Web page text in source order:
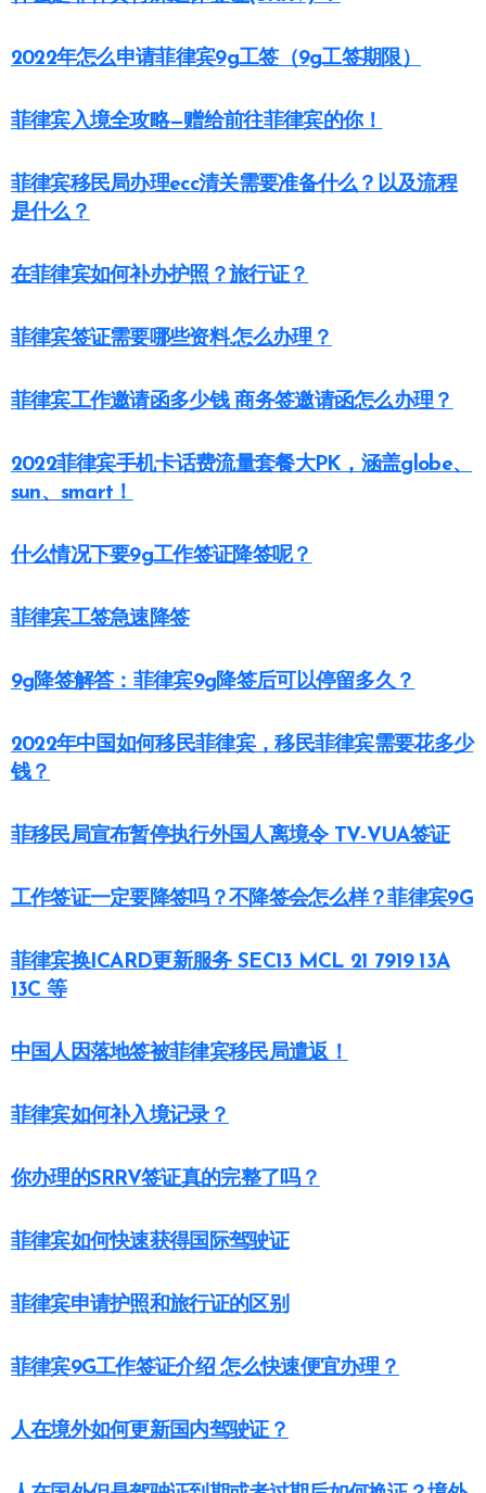
2022年怎么申请菲律宾9g工签（9g工签期限）
菲律宾入境全攻略—赠给前往菲律宾的你！
菲律宾移民局办理ecc清关需要准备什么？以及流程
是什么？
在菲律宾如何补办护照？旅行证？
菲律宾签证需要哪些资料.怎么办理？
菲律宾工作邀请函多少钱 商务签邀请函怎么办理？
2022菲律宾手机卡话费流量套餐大PK，涵盖globe、
sun、smart！
什么情况下要9g工作签证降签呢？
菲律宾工签急速降签
9g降签解答：菲律宾9g降签后可以停留多久？
2022年中国如何移民菲律宾，移民菲律宾需要花多少
钱？
菲移民局宣布暂停执行外国人离境令 TV-VUA签证
工作签证一定要降签吗？不降签会怎么样？菲律宾9G
菲律宾换ICARD更新服务 SEC13 MCL 21 7919 13A
13C 等
中国人因落地签被菲律宾移民局遣返！
菲律宾如何补入境记录？
你办理的SRRV签证真的完整了吗？
菲律宾如何快速获得国际驾驶证
菲律宾申请护照和旅行证的区别
菲律宾9G工作签证介绍 怎么快速便宜办理？
人在境外如何更新国内驾驶证？